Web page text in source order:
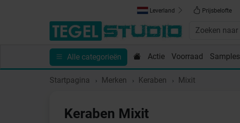
Leverland Prijsbelofte
Alle categorieën Actie Voorraad Samples
Toebehoren Sanitair Tips en Inspiratie
Startpagina Merken Keraben Mixit
Keraben Mixit